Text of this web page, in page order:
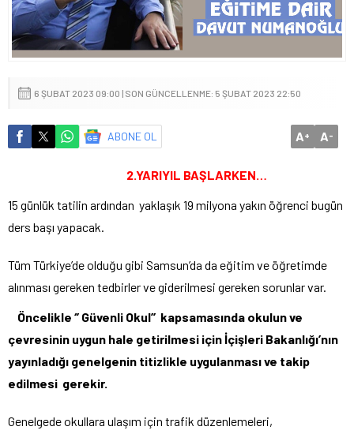
6 ŞUBAT 2023 09:00 | SON GÜNCELLENME: 5 ŞUBAT 2023 22:50
ABONE OL A+ A-
2.YARIYIL BAŞLARKEN…
15 günlük tatilin ardından yaklaşık 19 milyona yakın öğrenci bugün
ders başı yapacak.
Tüm Türkiye’de olduğu gibi Samsun’da da eğitim ve öğretimde
alınması gereken tedbirler ve giderilmesi gereken sorunlar var.
Öncelikle ‘’ Güvenli Okul’’ kapsamasında okulun ve
çevresinin uygun hale getirilmesi için İçişleri Bakanlığı’nın
yayınladığı genelgenin titizlikle uygulanması ve takip
edilmesi gerekir.
Genelgede okullara ulaşım için trafik düzenlemeleri,